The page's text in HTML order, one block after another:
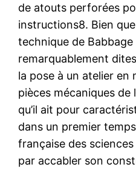
de atouts perforées
instructions8. Bien
technique de
remarquablement
la pose à un atelier en
pièces mécaniques
qu’il ait pour
dans un premier
française des
par accabler son